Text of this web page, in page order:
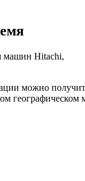
машин Hitachi,
можно
географическом